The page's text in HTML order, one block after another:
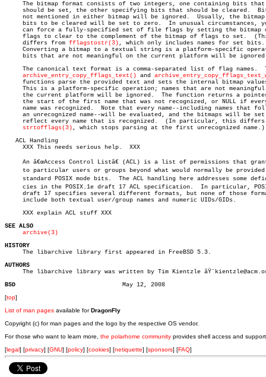
     The bitmap format consists of two integers, one containing bits that
should be set, the other specifying bits that should be cleared.
not mentioned in either bitmap will be ignored.  Usually, the bitmap
bits to be cleared will be set to zero.  In unusual circumstances,
can force a fully-specified set of file flags by setting the bitmap
flags to clear to the complement of the bitmap of flags to set.
     differs from
fflagstostr(3) , which only includes names for set
Converting a bitmap to a textual string is a platform-specific
bits that are not meaningful on the current platform will be
     The canonical text format is a comma-separated list of flag names.	 The
archive_entry_copy_fflags_text() and
functions parse the provided text and sets the internal bitmap
This is a platform-specific operation; names that are not meaningful
the current platform will be ignored.  The function returns a
the start of the first name that was not recognized, or NULL if
name was recognized.  Note that every name--including names that
an unrecognized name--will be evaluated, and the bitmaps will be set
reflect every name that is recognized.  (In particular, this differs
strtofflags(3) , which stops parsing at the first unrecognized name.)
   ACL Handling
     XXX This needs serious help.  XXX
An â€œAccess Control Listâ€ (ACL) is a list of permissions that
to particular users or groups beyond what would normally be provided
     standard POSIX mode bits.	The ACL handling here addresses some deficienâ€
cies in the POSIX.1e draft 17 ACL specification.  In particular,
draft 17 specifies several different formats, but none of those
     include both textual user/group names and numeric UIDs/GIDs.
     XXX explain ACL stuff XXX
SEE ALSO
archive(3)
HISTORY
The libarchive library first appeared in FreeBSD 5.3.
AUTHORS
The libarchive library was written by Tim Kientzle
BSD
[top]
List of man pages available forDragonFly
Copyright (c) for man pages and the logo by the respective OS vendor.
For those who want to learn more, the polarhome community provides shell access and
[legal] [privacy] [GNU] [policy] [cookies] [netiquette] [sponsors] [FAQ]